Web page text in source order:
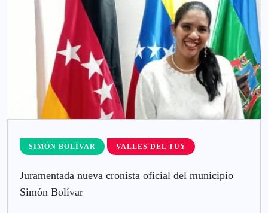
SIMÓN BOLÍVAR VALLES DEL TUY
Juramentada nueva cronista oficial del municipio
Simón Bolívar